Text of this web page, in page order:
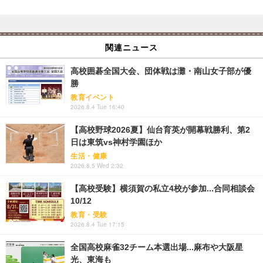
関連ニュース
高校囲碁全国大会、団体戦は灘・南山女子部が優
勝
教育イベント
2026.8.4 Tue 16:40
【高校野球2026夏】仙台育英が開幕戦勝利、第2
日は東筑vs神村学園ほか
生活・健康
2026.8.5 Wed 2:32
【高校受験】横須賀の私立4校が参加...合同相談会
10/12
教育・受験
2026.8.4 Tue 17:15
全国高校麻雀32チーム本選出場...麻布や大阪星
光、東海も